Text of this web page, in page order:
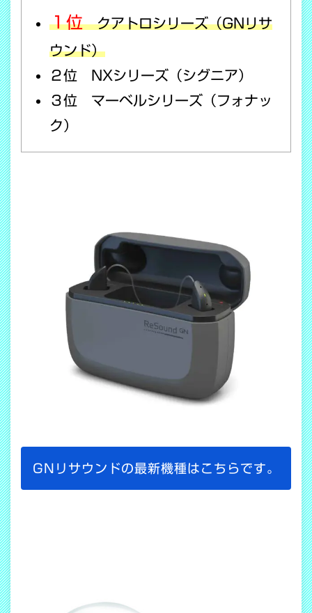
１位クアトロシリーズ（GNリサ
ウンド）
２位 NXシリーズ（シグニア）
３位 マーベルシリーズ（フォナッ
ク）
GNリサウンドの最新機種はこちらです。